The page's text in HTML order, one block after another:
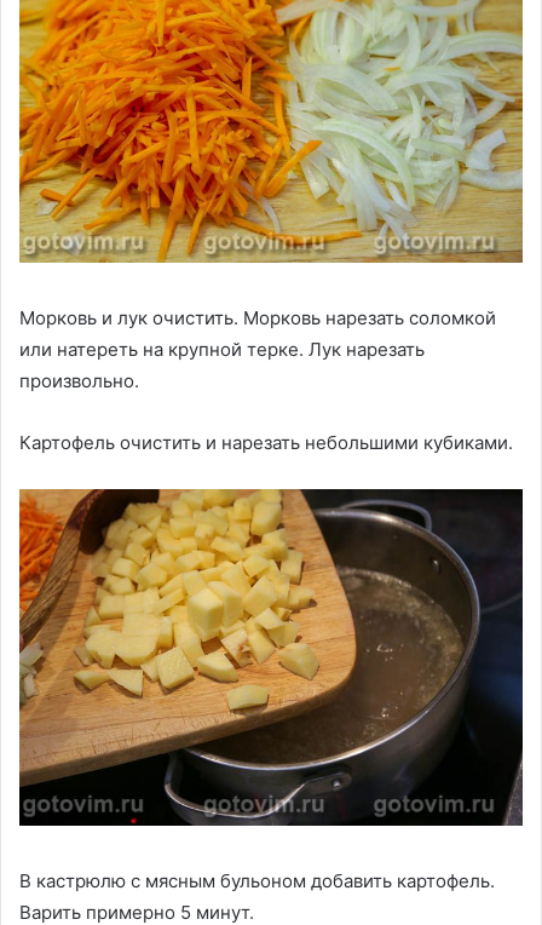
Морковь и лук очистить. Морковь нарезать соломкой
или натереть на крупной терке. Лук нарезать
произвольно.
Картофель очистить и нарезать небольшими кубиками.
В кастрюлю с мясным бульоном добавить картофель.
Варить примерно 5 минут.